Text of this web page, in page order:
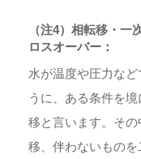
（注4）相転移・一
ロスオーバー：
水が温度や圧力な
うに、ある条件を
移と言います。そ
移、伴わないもの